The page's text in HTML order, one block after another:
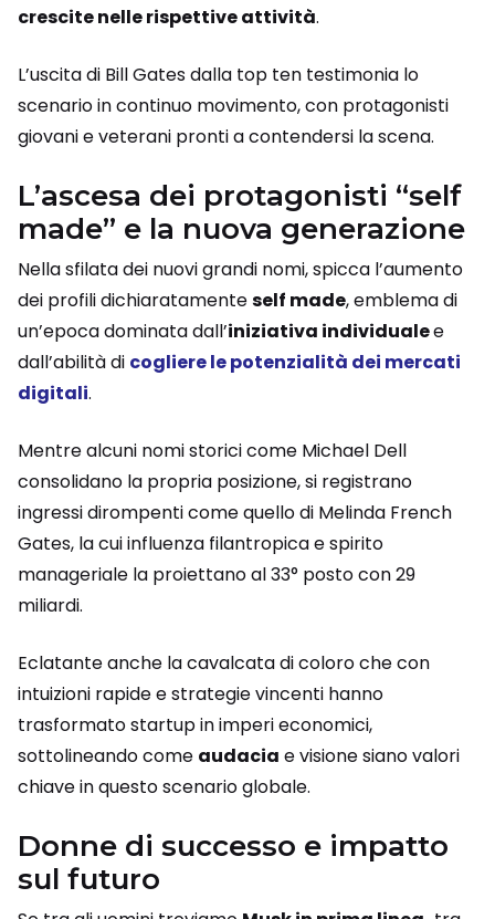
crescite nelle rispettive attività.
L’uscita di Bill Gates dalla top ten testimonia lo
scenario in continuo movimento, con protagonisti
giovani e veterani pronti a contendersi la scena.
L’ascesa dei protagonisti “self
made” e la nuova generazione
Nella sfilata dei nuovi grandi nomi, spicca l’aumento
dei profili dichiaratamenteself made, emblema di
un’epoca dominata dall’iniziativa individualee
dall’abilità di cogliere le potenzialità dei mercati
digitali.
Mentre alcuni nomi storici come Michael Dell
consolidano la propria posizione, si registrano
ingressi dirompenti come quello di Melinda French
Gates, la cui influenza filantropica e spirito
manageriale la proiettano al 33° posto con 29
miliardi.
Eclatante anche la cavalcata di coloro che con
intuizioni rapide e strategie vincenti hanno
trasformato startup in imperi economici,
sottolineando come audacia e visione siano valori
chiave in questo scenario globale.
Donne di successo e impatto
sul futuro